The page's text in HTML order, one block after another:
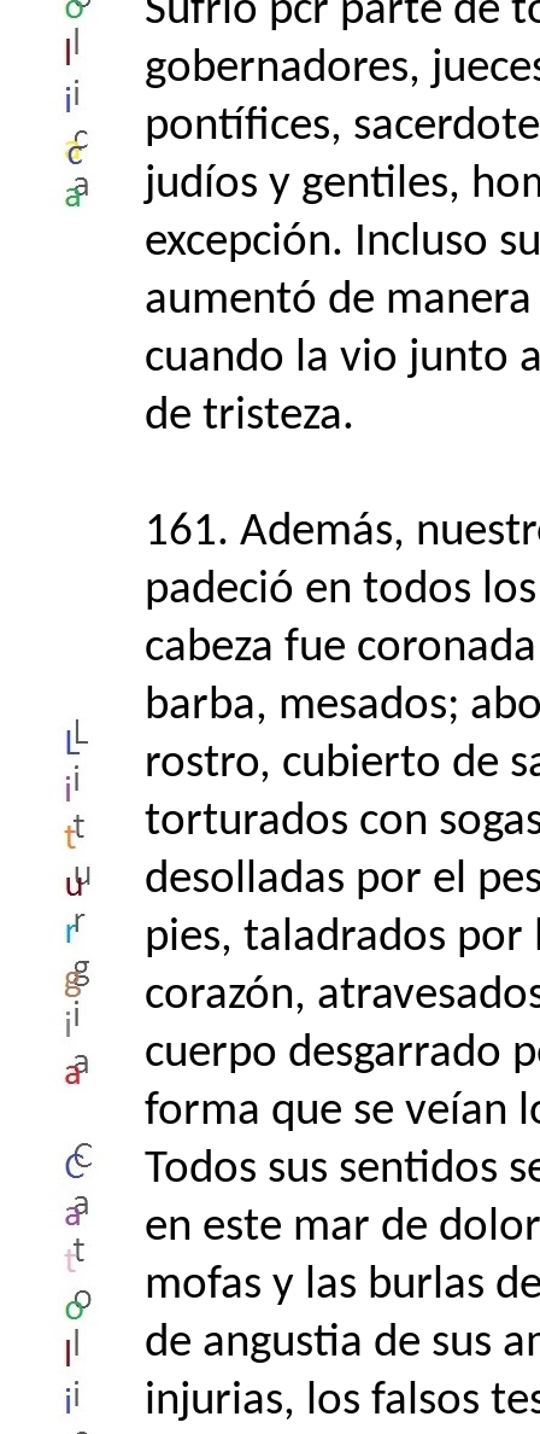
Sufrió pcr parte de
gobernadores,
pontífices,
judíos y gentiles,
excepción. Incluso
aumentó de
cuando la vio junto
de tristeza.
161. Además,
padeció en todos
cabeza fue
barba, mesados;
rostro, cubierto de
torturados con
desolladas por el
pies, taladrados por
corazón,
cuerpo desgarrado
forma que se veían
Todos sus sentidos
en este mar de
mofas y las burlas
de angustia de sus
injurias, los falsos